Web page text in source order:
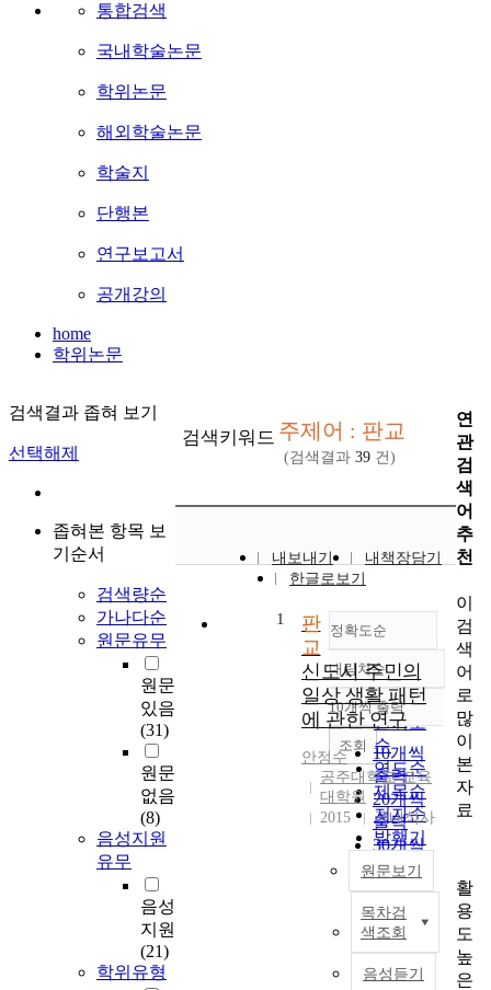
통합검색
국내학술논문
학위논문
해외학술논문
학술지
단행본
연구보고서
공개강의
home
학위논문
검색결과 좁혀 보기
선택해제
좁혀본 항목 보
기순서
검색량순
가나다순
원문유무
원문
있음
(31)
원문
없음
(8)
음성지원
유무
음성
지원
(21)
학위유형
검색키워드 주제어 : 판교
(검색결과 39 건)
내보내기
내책장담기
한글로보기
정확도순
정확도
순
인기도
순
연도순
제목순
저자순
발행기
관순
내림차순
내림차순
10개씩 출력
10개씩
출력
20개씩
출력
30개씩
출력
50개씩
출력
100개씩
조회
1
판
교
신도시 주민의
일상 생활 패턴
에 관한 연구
안정수
공주대학교 교육
대학원
2015
국내석사
원문보기
목차검
색조회
음성듣기
연
관
검
색
어
추
천
이
검
색
어
로
많
이
본
자
료
활
용
도
높
은